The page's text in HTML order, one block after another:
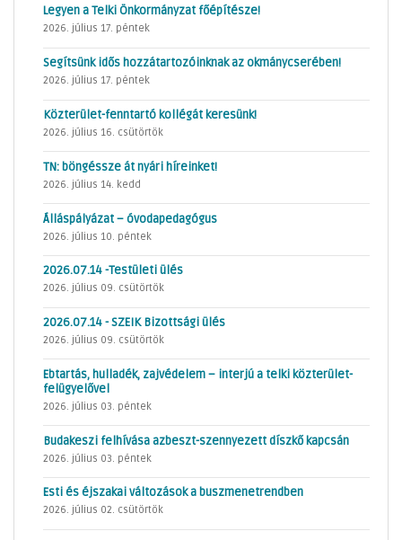
Legyen a Telki Önkormányzat főépítésze!
2026. július 17. péntek
Segítsünk idős hozzátartozóinknak az okmánycserében!
2026. július 17. péntek
Közterület-fenntartó kollégát keresünk!
2026. július 16. csütörtök
TN: böngéssze át nyári híreinket!
2026. július 14. kedd
Álláspályázat – óvodapedagógus
2026. július 10. péntek
2026.07.14 -Testületi ülés
2026. július 09. csütörtök
2026.07.14 - SZEIK Bizottsági ülés
2026. július 09. csütörtök
Ebtartás, hulladék, zajvédelem – interjú a telki közterület-
felügyelővel
2026. július 03. péntek
Budakeszi felhívása azbeszt-szennyezett díszkő kapcsán
2026. július 03. péntek
Esti és éjszakai változások a buszmenetrendben
2026. július 02. csütörtök